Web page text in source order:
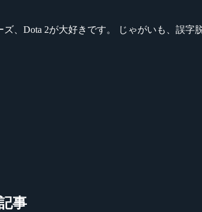
ズ、Dota 2が大好きです。 じゃがいも、誤
事